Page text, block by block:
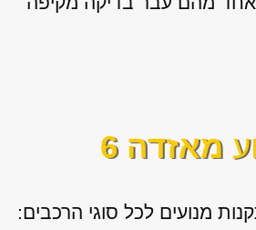
מאזדה 6
מנועים לכל סוגי הרכבים: